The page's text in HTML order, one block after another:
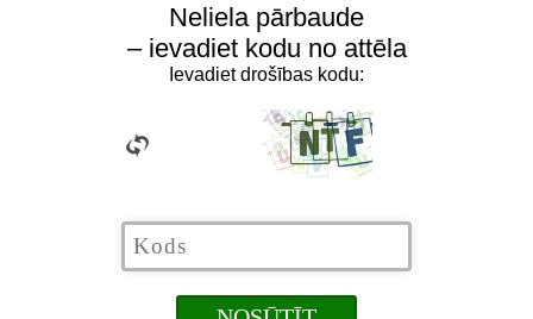
Neliela pārbaude
– ievadiet kodu no attēla
Ievadiet drošības kodu: